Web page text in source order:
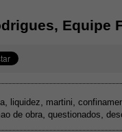
Equipe
liquidez martini
de obra questionados